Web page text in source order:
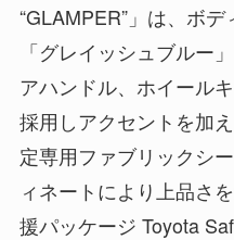
“GLAMPER”」は、ボ
「グレイッシュブルー
アハンドル、ホイール
採用しアクセントを加
定専用ファブリックシ
ィネートにより上品さ
援パッケージ Toyota